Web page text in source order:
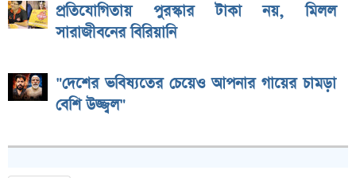
প্রতিযোগিতায় পুরস্কার টাকা নয়, মিলল
সারাজীবনের বিরিয়ানি
"দেশের ভবিষ্যতের চেয়েও আপনার গায়ের চামড়া
বেশি উজ্জ্বল"